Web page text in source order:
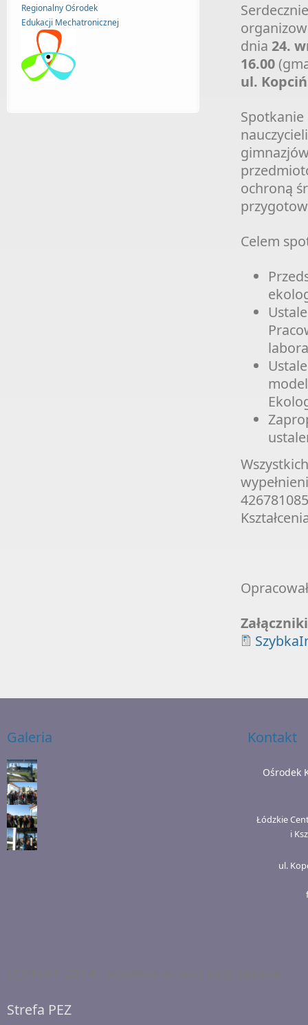
Regionalny Ośrodek
Edukacji Mechatronicznej
dnia 24.
16.00
ul.
ochroną
Celem
Galeria Kontakt
Ośrodek
Łódzkie
i
ul.
Strefa PEZ